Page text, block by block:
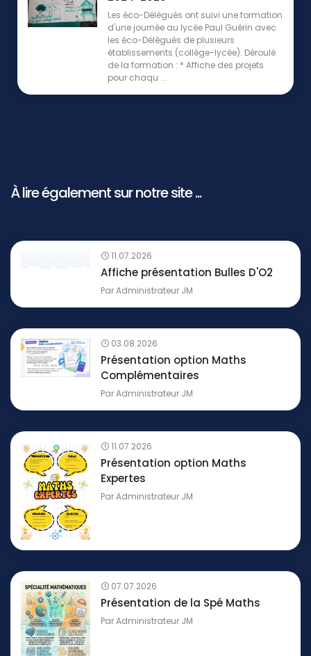
Les éco-Délégués ont suivi une formation
d'une journée au lycée Paul Guérin avec
les éco-Délégués de plusieurs
établissements (collège-lycée). Déroulé
de la formation : * Affiche des projets
pour chaqu ...
À lire également sur notre site ...
11.07.2026
Affiche présentation Bulles D'O2
ParAdministrateur JM
03.08.2026
Présentation option Maths
Complémentaires
ParAdministrateur JM
11.07.2026
Présentation option Maths
Expertes
ParAdministrateur JM
07.07.2026
Présentation de la Spé Maths
ParAdministrateur JM